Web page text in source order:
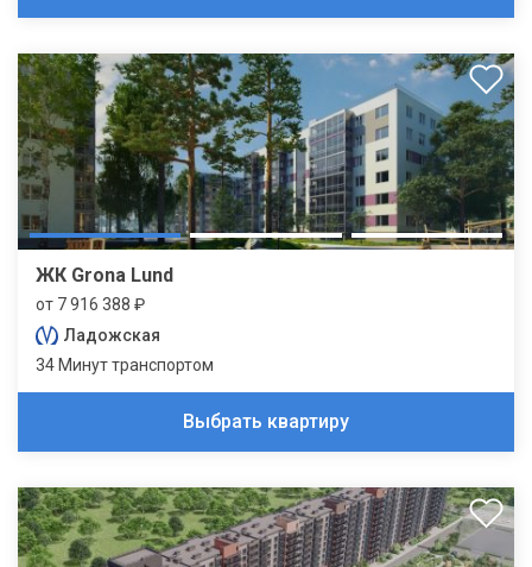
ЖК Grona Lund
от 7 916 388 ₽
Ладожская
34 Минут транспортом
Выбрать квартиру